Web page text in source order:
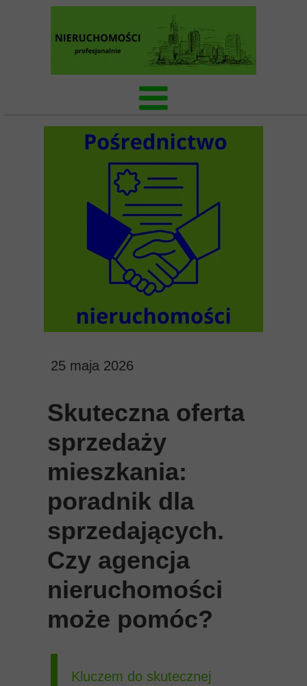
25 maja 2026
Kluczem do skutecznej
Skuteczna oferta
sprzedaży
mieszkania:
poradnik dla
sprzedających.
Czy agencja
nieruchomości
może pomóc?